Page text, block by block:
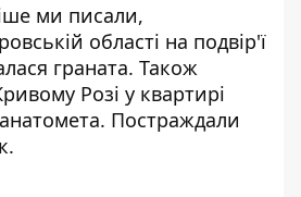
ми писали,
області на подвір'ї
граната. Також
Розі у квартирі
. Постраждали